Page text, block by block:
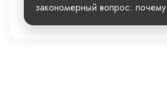
закономерный вопрос: